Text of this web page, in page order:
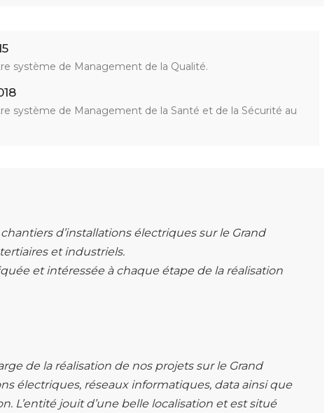
système de Management de la Qualité.
système de Management de la Santé et de la Sécurité au
d’installations électriques sur le Grand
et industriels.
et intéressée à chaque étape de la réalisation
de la réalisation de nos projets sur le Grand
électriques, réseaux informatiques, data ainsi que
L’entité jouit d’une belle localisation et est situé